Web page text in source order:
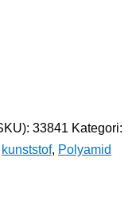
33841 Kategori:
kunststof, Polyamid